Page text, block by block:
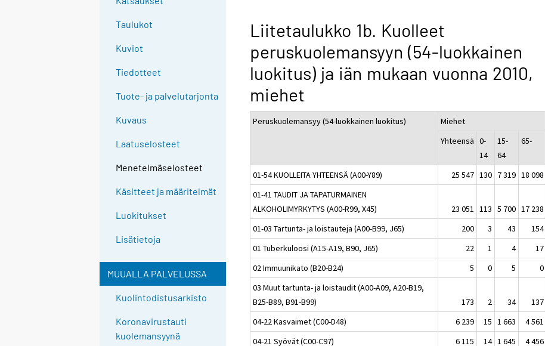
Taulukot
Kuviot
Tiedotteet
Tuote- ja palvelutarjonta
Kuvaus
Laatuselosteet
Menetelmäselosteet
Käsitteet ja määritelmät
Luokitukset
Lisätietoja
MUUALLA PALVELUSSA
Kuolintodistusarkisto
Koronavirustauti
kuolemansyynä
Liitetaulukko 1b. Kuolleet
peruskuolemansyyn (54-luokkainen
luokitus) ja iän mukaan vuonna 2010,
miehet
Peruskuolemansyy (54-luokkainen luokitus)
Miehet
Yhteensä 0-
14
15-
64
65-
01-54 KUOLLEITA YHTEENSÄ (A00-Y89) 25 547 130 7 319 18 098
01-41 TAUDIT JA TAPATURMAINEN
ALKOHOLIMYRKYTYS (A00-R99, X45)
23 051 113 5 700 17 238
01-03 Tartunta- ja loistauteja (A00-B99, J65)
200 3 43
154
01 Tuberkuloosi (A15-A19, B90, J65)
22 1 4
17
02 Immuunikato (B20-B24)
5 0 5
0
03 Muut tartunta- ja loistaudit (A00-A09, A20-B19,
B25-B89, B91-B99)
173 2 34
137
04-22 Kasvaimet (C00-D48)
6 239 15 1 663
4 561
04-21 Syövät (C00-C97)
6 115 14 1 645
4 456